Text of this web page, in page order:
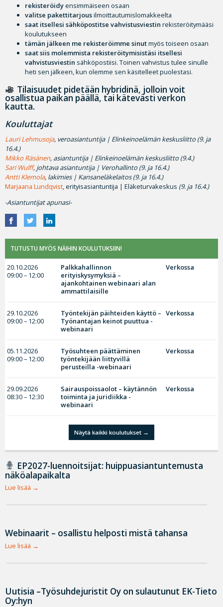
rekisteröidyensimmäiseen osaan
valitse pakettitarjousilmoittautumislomakkeelta
saat itsellesi sähköpostitse vahvistusviestin rekisteröitymääsi
koulutukseen
tämän jälkeen me rekisteröimme sinutmyös toiseen osaan
saat siis molemmista rekisteröitymisistäsi itsellesi
vahvistusviestin sähköpostiisi. Toinen vahvistus tulee sinulle
heti sen jälkeen, kun olemme sen käsitelleet puolestasi.
Tilaisuudet pidetään hybridinä, jolloin voit
osallistua paikan päällä, tai kätevästi verkon
kautta.
Kouluttajat
Lauri Lehmusoja, veroasiantuntija | Elinkeinoelämän keskusliitto (9. ja
16.4.)
Mikko Räsänen, asiantuntija | Elinkeinoelämän keskusliitto (9.4.)
Sari Wulff, johtava asiantuntija | Verohallinto (9. ja 16.4.)
Antti Klemola, lakimies | Kansaneläkelaitos (9. ja 16.4.)
Marjaana Lundqvist, erityisasiantuntija | Eläketurvakeskus (9. ja 16.4.)
-Asiantuntijat apunasi-
TUTUSTU MYÖS NÄIHIN KOULUTUKSIIN!
20.10.2026
09:00 – 12:00
Palkkahallinnon
erityiskysymyksiä –
ajankohtainen webinaari alan
ammattilaisille
Verkossa
29.10.2026
09:00 – 12:00
Työntekijän päihteiden käyttö –
Työnantajan keinot puuttua -
webinaari
Verkossa
05.11.2026
09:00 – 12:00
Työsuhteen päättäminen
työntekijään liittyvillä
perusteilla -webinaari
Verkossa
29.09.2026
08:30 – 12:30
Sairauspoissaolot – käytännön
toiminta ja juridiikka -
webinaari
Verkossa
Näytä kaikki koulutukset
EP2027-luennoitsijat: huippuasiantuntemusta
näköalapaikalta
Lue lisää
Webinaarit – osallistu helposti mistä tahansa
Lue lisää
Uutisia –Työsuhdejuristit Oy on sulautunut EK-Tieto
Oy:hyn